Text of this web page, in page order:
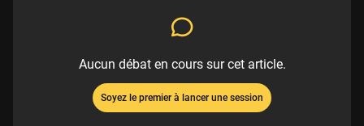
Aucun débat en cours sur cet article.
Soyez le premier à lancer une session